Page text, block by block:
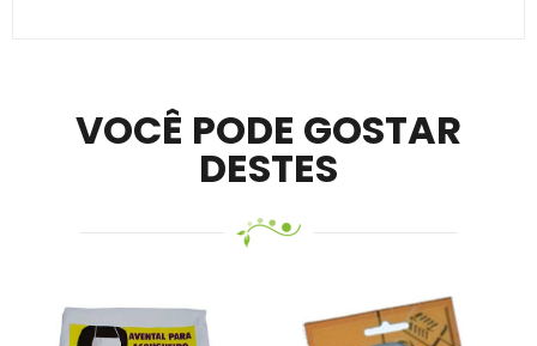
VOCÊ PODE GOSTAR
DESTES